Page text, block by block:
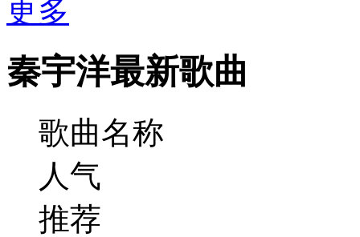
更多
秦宇洋最新歌曲
歌曲名称
人气
推荐